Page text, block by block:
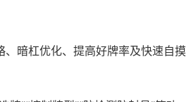
暗杠优化、提高好牌率及快速自摸